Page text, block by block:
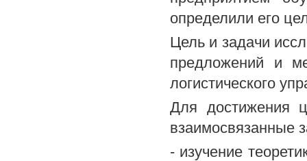
определили его
Цель и задачи
предложений и
логистического
Для достижения
взаимосвязанные
- изучение